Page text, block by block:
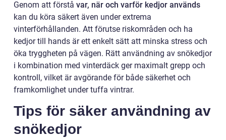
Genom att förstå var, när och varför kedjor används
kan du köra säkert även under extrema
vinterförhållanden. Att förutse riskområden och ha
kedjor till hands är ett enkelt sätt att minska stress och
öka tryggheten på vägen. Rätt användning av snökedjor
i kombination med vinterdäck ger maximalt grepp och
kontroll, vilket är avgörande för både säkerhet och
framkomlighet under tuffa vintrar.
Tips för säker användning av
snökedjor